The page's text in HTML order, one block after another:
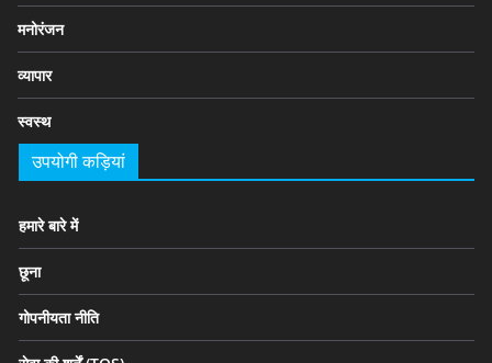
मनोरंजन
व्यापार
स्वस्थ
उपयोगी कड़ियां
हमारे बारे में
छूना
गोपनीयता नीति